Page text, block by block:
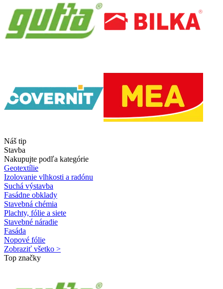
Náš tip
Stavba
Nakupujte podľa kategórie
Geotextílie
Izolovanie vlhkosti a radónu
Suchá výstavba
Fasádne obklady
Stavebná chémia
Plachty, fólie a siete
Stavebné náradie
Fasáda
Nopové fólie
Zobraziť všetko >
Top značky